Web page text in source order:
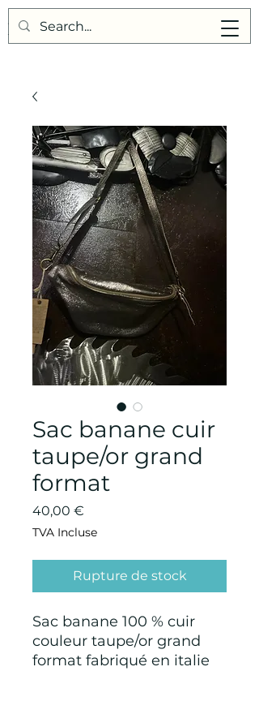
Points de Suture
Sac banane cuir
taupe/or grand
format
40,00 €
TVA Incluse
Rupture de stock
Sac banane 100 % cuir
couleur taupe/or grand
format fabriqué en italie